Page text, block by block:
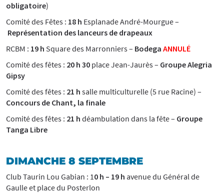
obligatoire)
Comité des Fêtes : 18 h Esplanade André-Mourgue –
Représentation des lanceurs de drapeaux
RCBM : 19 h Square des Marronniers – Bodega ANNULÉ
Comité des fêtes : 20 h 30 place Jean-Jaurès – Groupe Alegria
Gipsy
Comité des fêtes : 21 h salle multiculturelle (5 rue Racine) –
Concours de Chant, la finale
Comité des fêtes : 21 h déambulation dans la fête – Groupe
Tanga Libre
DIMANCHE 8 SEPTEMBRE
Club Taurin Lou Gabian : 10 h – 19 h avenue du Général de
Gaulle et place du Posterlon